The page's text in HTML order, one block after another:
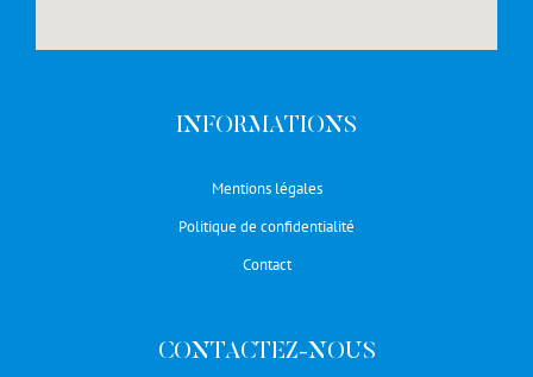
INFORMATIONS
Mentions légales
Politique de confidentialité
Contact
CONTACTEZ-NOUS